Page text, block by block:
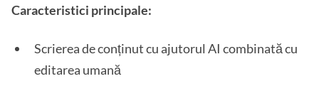
Caracteristici principale:
Scrierea de conținut cu ajutorul AI combinată cu
editarea umană